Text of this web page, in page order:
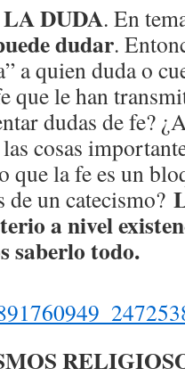
DUDA. En
dudar.
a quien duda o
que le han
dudas de fe?
cosas
que la fe es un
un catecismo?
a nivel
saberlo todo.